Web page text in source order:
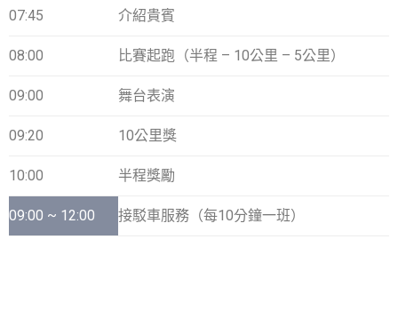
07:45 介紹貴賓
08:00 比賽起跑（半程 – 10公里 – 5公里）
09:00 舞台表演
09:20 10公里獎
10:00 半程獎勵
09:00 ~ 12:00 接駁車服務（每10分鐘一班）